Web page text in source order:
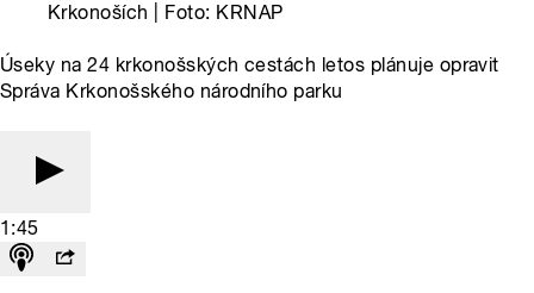
Krkonoších | Foto: KRNAP
Úseky na 24 krkonošských cestách letos plánuje opravit
Správa Krkonošského národního parku
1:45